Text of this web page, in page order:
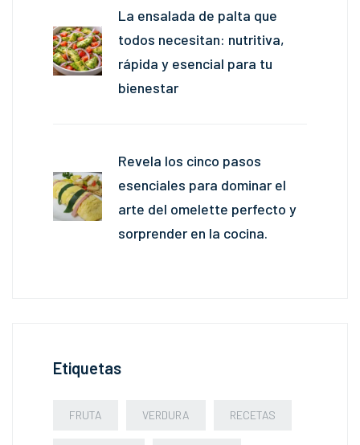
La ensalada de palta que
todos necesitan: nutritiva,
rápida y esencial para tu
bienestar
Revela los cinco pasos
esenciales para dominar el
arte del omelette perfecto y
sorprender en la cocina.
Etiquetas
FRUTA VERDURA RECETAS